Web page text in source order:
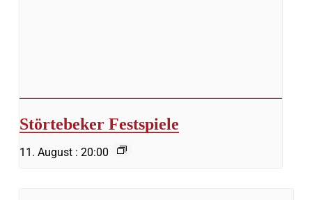
Störtebeker Festspiele
11. August : 20:00